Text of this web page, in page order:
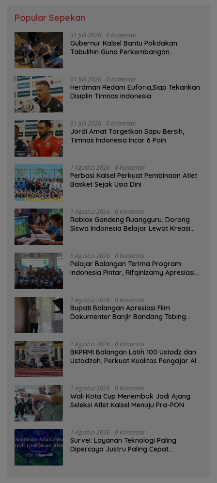
Popular Sepekan
31 Juli 2026 0 Komentar
Gubernur Kalsel Bantu Pokdakan
Tabulihin Guna Perkembangan
31 Juli 2026 0 Komentar
Herdman Redam Euforia,Siap Tekankan
Disiplin Timnas Indonesia
31 Juli 2026 0 Komentar
Jordi Amat Targetkan Sapu Bersih,
Timnas Indonesia Incar 6 Poin
1 Agustus 2026 0 Komentar
Perbasi Kalsel Perkuat Pembinaan Atlet
Basket Sejak Usia Dini
1 Agustus 2026 0 Komentar
Roblox Gandeng Ruangguru, Dorong
Siswa Indonesia Belajar Lewat Kreasi
6 Agustus 2026 0 Komentar
Pelajar Balangan Terima Program
Indonesia Pintar, Rifqinizamy Apresiasi
1 Agustus 2026 0 Komentar
Bupati Balangan Apresiasi Film
Dokumenter Banjir Bandang Tebing
1 Agustus 2026 0 Komentar
BKPRMI Balangan Latih 100 Ustadz dan
Ustadzah, Perkuat Kualitas Pengajar Al-
1 Agustus 2026 0 Komentar
Wali Kota Cup Menembak Jadi Ajang
Seleksi Atlet Kalsel Menuju Pra-PON
1 Agustus 2026 0 Komentar
Survei: Layanan Teknologi Paling
Dipercaya Justru Paling Cepat